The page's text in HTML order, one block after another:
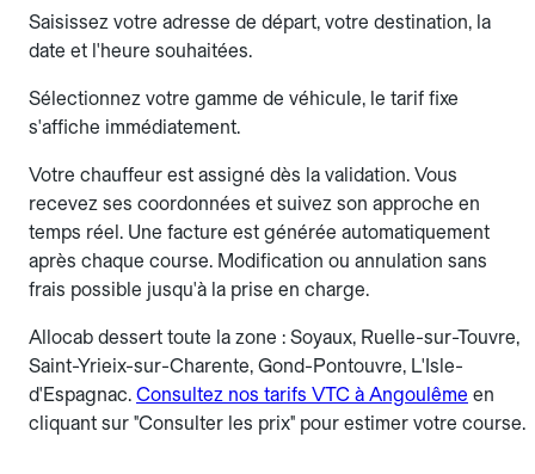
Saisissez votre adresse de départ, votre destination, la
date et l'heure souhaitées.
Sélectionnez votre gamme de véhicule, le tarif fixe
s'affiche immédiatement.
Votre chauffeur est assigné dès la validation. Vous
recevez ses coordonnées et suivez son approche en
temps réel. Une facture est générée automatiquement
après chaque course. Modification ou annulation sans
frais possible jusqu'à la prise en charge.
Allocab dessert toute la zone : Soyaux, Ruelle-sur-Touvre,
Saint-Yrieix-sur-Charente, Gond-Pontouvre, L'Isle-
d'Espagnac. Consultez nos tarifs VTC à Angoulême en
cliquant sur "Consulter les prix" pour estimer votre course.